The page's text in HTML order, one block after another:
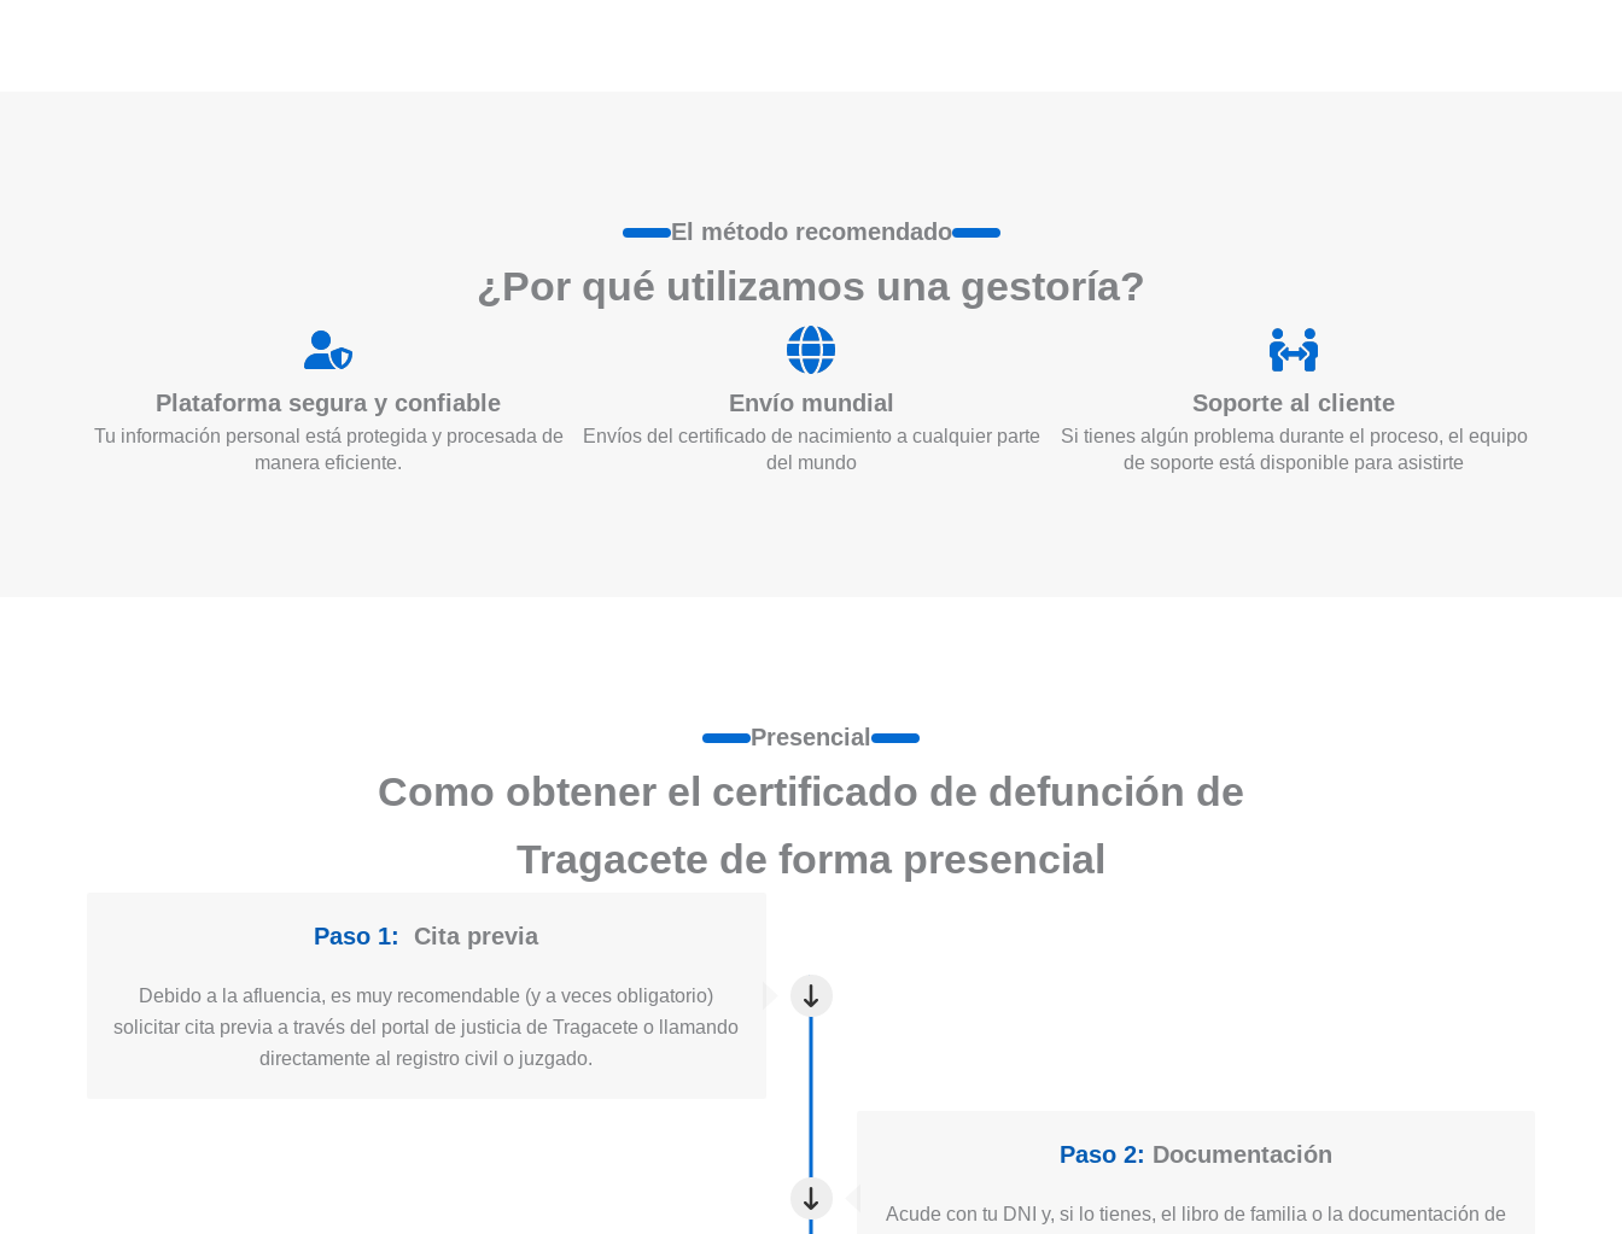
El método recomendado
¿Por qué utilizamos una gestoría?
Plataforma segura y confiable
Tu información personal está protegida y procesada de
manera eficiente.
Envío mundial
Envíos del certificado de nacimiento a cualquier parte
del mundo
Soporte al cliente
Si tienes algún problema durante el proceso, el equipo
de soporte está disponible para asistirte
Presencial
Como obtener el certificado de defunción de
Tragacete de forma presencial
Paso 1: Cita previa
Debido a la afluencia, es muy recomendable (y a veces obligatorio)
solicitar cita previa a través del portal de justicia de Tragacete o llamando
directamente al registro civil o juzgado.
Paso 2: Documentación
Acude con tu DNI y, si lo tienes, el libro de familia o la documentación de